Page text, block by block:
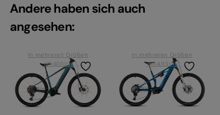
Andere haben sich auch
angesehen:
In mehreren Größen
erhältlich
In mehreren Größen
erhältlich